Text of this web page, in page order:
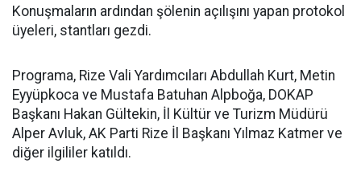
Konuşmaların ardından şölenin açılışını yapan protokol
üyeleri, stantları gezdi.
Programa, Rize Vali Yardımcıları Abdullah Kurt, Metin
Eyyüpkoca ve Mustafa Batuhan Alpboğa, DOKAP
Başkanı Hakan Gültekin, İl Kültür ve Turizm Müdürü
Alper Avluk, AK Parti Rize İl Başkanı Yılmaz Katmer ve
diğer ilgililer katıldı.